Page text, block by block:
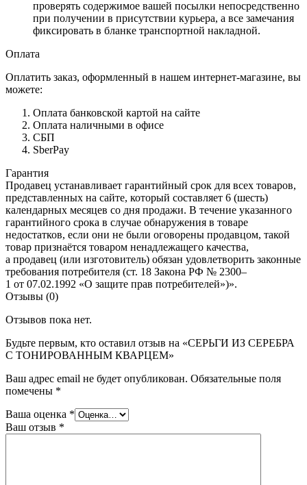
проверять содержимое вашей посылки непосредственно
при получении в присутствии курьера, а все замечания
фиксировать в бланке транспортной накладной.
Оплата
Оплатить заказ, оформленный в нашем интернет-магазине, вы
можете:
Оплата банковской картой на сайте
Оплата наличными в офисе
СБП
SberPay
Гарантия
Продавец устанавливает гарантийный срок для всех товаров,
представленных на сайте, который составляет 6 (шесть)
календарных месяцев со дня продажи. В течение указанного
гарантийного срока в случае обнаружения в товаре
недостатков, если они не были оговорены продавцом, такой
товар признаётся товаром ненадлежащего качества,
а продавец (или изготовитель) обязан удовлетворить законные
требования потребителя (ст. 18 Закона РФ № 2300–
1 от 07.02.1992 «О защите прав потребителей»)».
Отзывы (0)
Отзывов пока нет.
Будьте первым, кто оставил отзыв на «СЕРЬГИ ИЗ СЕРЕБРА
С ТОНИРОВАННЫМ КВАРЦЕМ»
Ваш адрес email не будет опубликован. Обязательные поля
помечены *
Ваша оценка *
Ваш отзыв *